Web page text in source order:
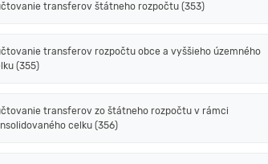
transferov štátneho rozpočtu (353)
transferov rozpočtu obce a vyššieho územného
(355)
transferov zo štátneho rozpočtu v rámci
celku (356)